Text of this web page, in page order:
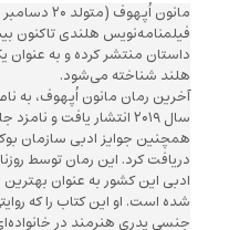
فیلمنامه‌‌نویس هلندی تاکنون
داستان منتشر کرده و به
هلند شناخته می‌‌شود.
آخرین رمان مانون اُپهوف، به
سال ۲۰۱۹ انتشار یافت و
همچنین جوایز ادبی سازمان
دریافت کرد. این رمان توسط
شده است. او این کتاب را که
جنسی پدری هنرمند در